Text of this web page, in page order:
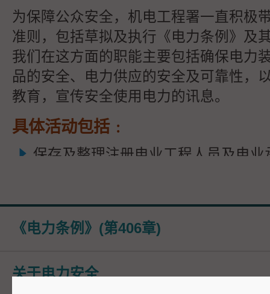
为保障公众安全，机电工程署一直积极
准则，包括草拟及执行《电力条例》及
我们在这方面的职能主要包括确保电力
品的安全、电力供应的安全及可靠性，
教育，宣传安全使用电力的讯息。
具体活动包括﹕
保存及整理注册电业工程人员及电业
为确保电气安全，巡查楼宇的电力装
的投诉和意外等。如有需要，我们会
《电力条例》(第406章)
关于电力安全